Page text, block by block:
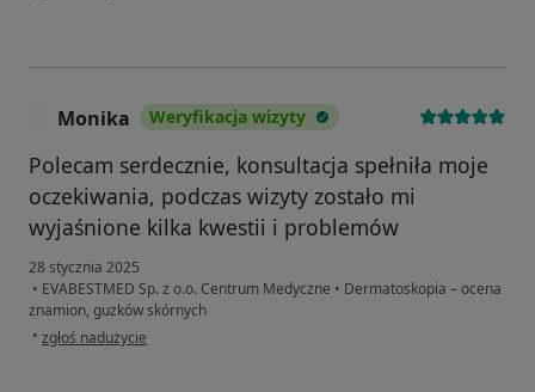
Monika Weryfikacja wizyty
Polecam serdecznie, konsultacja spełniła moje
oczekiwania, podczas wizyty zostało mi
wyjaśnione kilka kwestii i problemów
28 stycznia 2025
• EVABESTMED Sp. z o.o. Centrum Medyczne • Dermatoskopia – ocena
znamion, guzków skórnych
• w opinii użytkownika Monika
zgłoś nadużycie